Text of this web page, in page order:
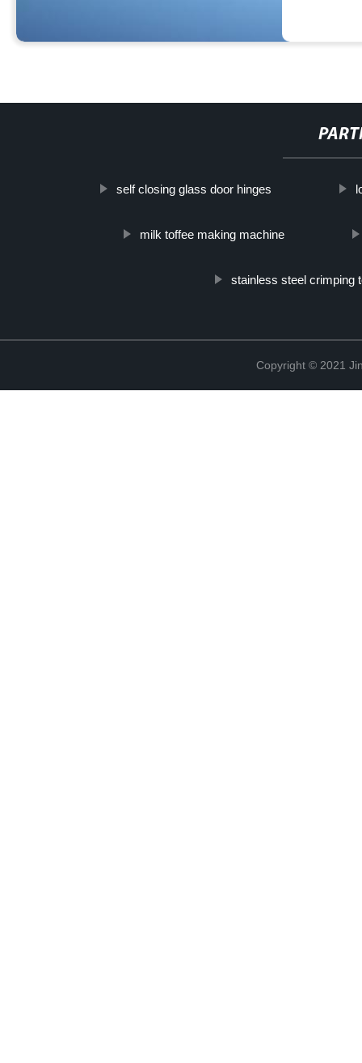
self closing glass door hinges
milk toffee making machine
stainless steel crimping
Copyright © 2021